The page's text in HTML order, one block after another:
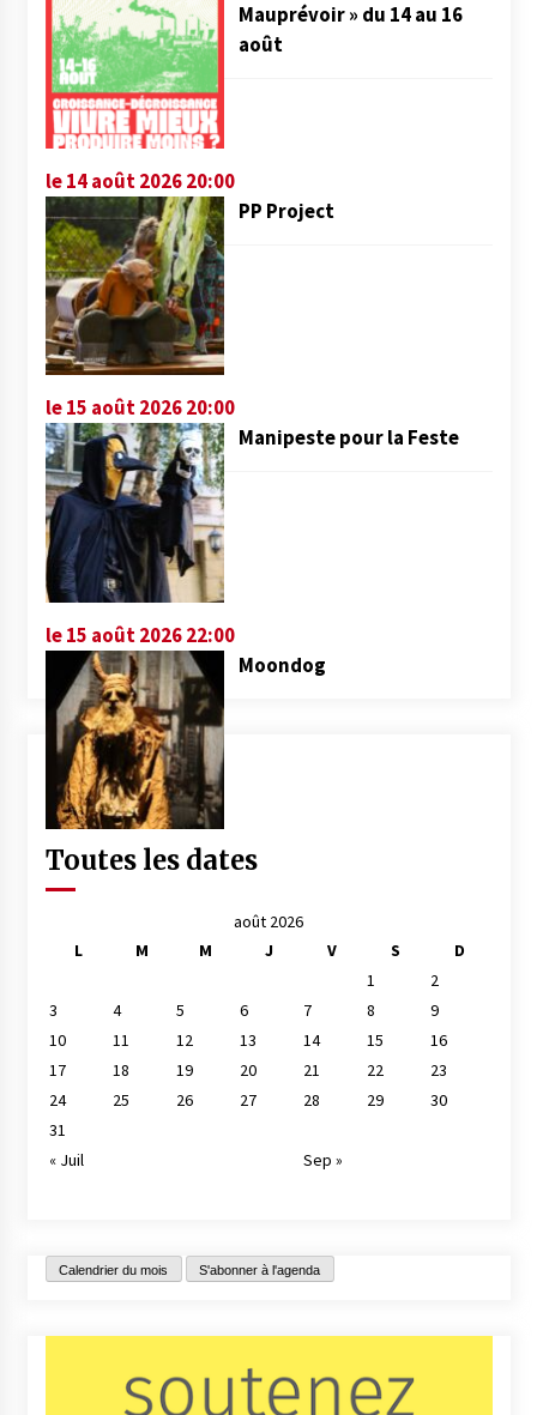
Mauprévoir » du 14 au 16
août
le 14 août 2026 20:00
PP Project
le 15 août 2026 20:00
Manipeste pour la Feste
le 15 août 2026 22:00
Moondog
Toutes les dates
août 2026
L
M M J V S
D
1
2
3
4 5 6 7 8
9
10
11 12 13 14 15
16
17
18 19 20 21 22
23
24
25 26 27 28 29
30
31
« Juil
Sep »
Calendrier du mois S'abonner à l'agenda